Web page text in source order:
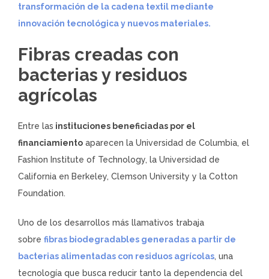
transformación de la cadena textil mediante
innovación tecnológica y nuevos materiales.
Fibras creadas con
bacterias y residuos
agrícolas
Entre las instituciones beneficiadas por el
financiamiento aparecen la Universidad de Columbia, el
Fashion Institute of Technology, la Universidad de
California en Berkeley, Clemson University y la Cotton
Foundation.
Uno de los desarrollos más llamativos trabaja
sobre fibras biodegradables generadas a partir de
bacterias alimentadas con residuos agrícolas, una
tecnología que busca reducir tanto la dependencia del